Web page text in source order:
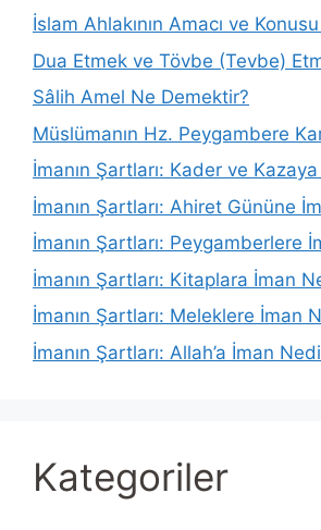
İslam Ahlakının Amacı ve
Dua Etmek ve Tövbe (Tevbe)
Sâlih Amel Ne Demektir?
Müslümanın Hz. Peygambere
İmanın Şartları: Kader ve
İmanın Şartları: Ahiret Gününe
İmanın Şartları: Peygamberlere
İmanın Şartları: Kitaplara İman
İmanın Şartları: Meleklere İman
İmanın Şartları: Allah’a İman
Kategoriler